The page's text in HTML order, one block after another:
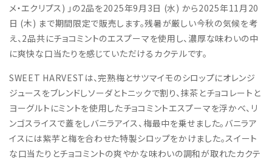
メ・エクリプス) 」の2品を2025年9月3日 (水) から2025年11月20
日 (木) まで期間限定で販売します。残暑が厳しい今秋の気候を考
え、2品共にチョコミントのエスプーマを使用し、濃厚な味わいの中
に爽快な口当たりを感じていただけるカクテルです。
SWEET HARVESTは、完熟梅とサツマイモのシロップにオレンジ
ジュースをブレンドしソーダとトニックで割り、抹茶とチョコレートと
ヨーグルトにミントを使用したチョコミントエスプーマを浮かべ、リ
ンゴスライスで蓋をしバニラアイス、梅最中を乗せました。バニラア
イスには紫芋と梅を合わせた特製シロップをかけました。スイート
な口当たりとチョコミントの爽やかな味わいの調和が取れたカクテ